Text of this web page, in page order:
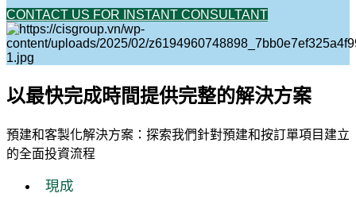
CONTACT US FOR INSTANT CONSULTANT
以最快完成時間提供完整的解決方案
預建和客製化解決方案：探索我們針對預建和按訂單項目建立
的全面投資流程
現成